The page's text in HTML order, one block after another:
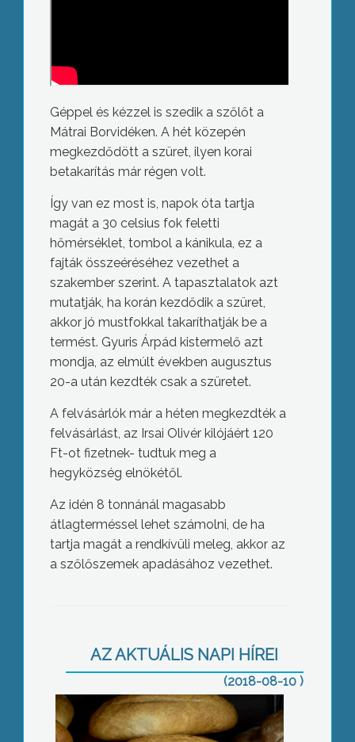
Géppel és kézzel is szedik a szőlőt a
Mátrai Borvidéken. A hét közepén
megkezdődött a szüret, ilyen korai
betakarítás már régen volt.
Így van ez most is, napok óta tartja
magát a 30 celsius fok feletti
hőmérséklet, tombol a kánikula, ez a
fajták összeéréséhez vezethet a
szakember szerint. A tapasztalatok azt
mutatják, ha korán kezdődik a szüret,
akkor jó mustfokkal takaríthatják be a
termést. Gyuris Árpád kistermelő azt
mondja, az elmúlt években augusztus
20-a után kezdték csak a szüretet.
A felvásárlók már a héten megkezdték a
felvásárlást, az Irsai Olivér kilójáért 120
Ft-ot fizetnek- tudtuk meg a
hegyközség elnökétől.
Az idén 8 tonnánál magasabb
átlagterméssel lehet számolni, de ha
tartja magát a rendkívüli meleg, akkor az
a szőlőszemek apadásához vezethet.
AZ AKTUÁLIS NAPI HÍREI
(2018-08-10 )